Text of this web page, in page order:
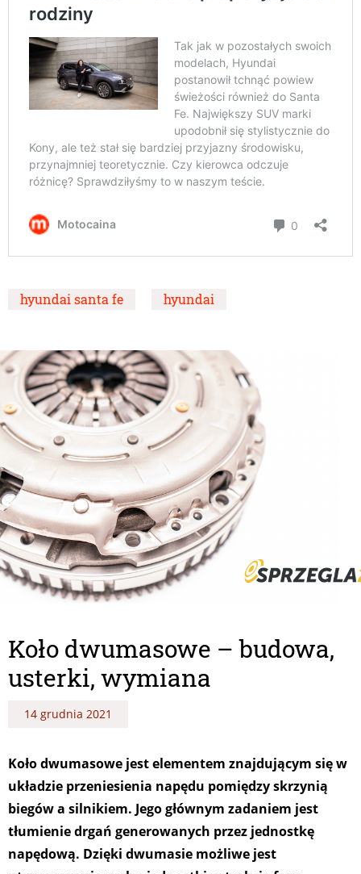
hyundai santa fe hyundai
Koło dwumasowe – budowa,
usterki, wymiana
14 grudnia 2021
Koło dwumasowe jest elementem znajdującym się w
układzie przeniesienia napędu pomiędzy skrzynią
biegów a silnikiem. Jego głównym zadaniem jest
tłumienie drgań generowanych przez jednostkę
napędową. Dzięki dwumasie możliwe jest